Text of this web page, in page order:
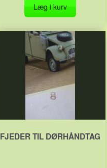
Læg i kurv
FJEDER TIL DØRHÅNDTAG